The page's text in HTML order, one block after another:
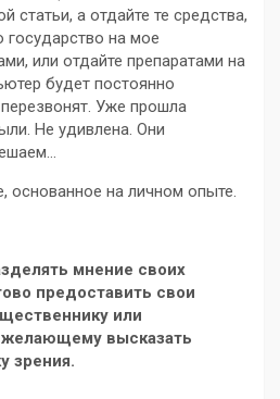
статьи, а отдайте те средства,
на мое
или отдайте препаратами на
будет постоянно
Уже прошла
Не удивлена. Они
основанное на личном опыте.
мнение своих
предоставить свои
или
высказать
зрения.